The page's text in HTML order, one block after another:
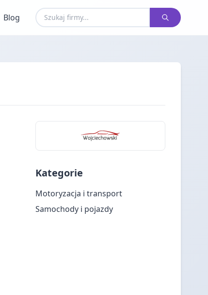
Blog
Kategorie
Motoryzacja i transport
Samochody i pojazdy